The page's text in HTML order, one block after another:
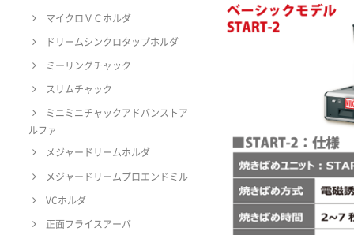
マイクロＶＣホルダ
ドリームシンクロタップホルダ
ミーリングチャック
スリムチャック
ミニミニチャックアドバンストア
ルファ
メジャードリームホルダ
メジャードリームプロエンドミル
VCホルダ
正面フライスアーバ